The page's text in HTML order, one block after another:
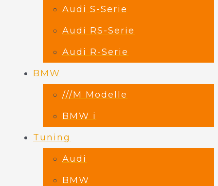
Audi S-Serie
Audi RS-Serie
Audi R-Serie
BMW
///M Modelle
BMW i
Tuning
Audi
BMW